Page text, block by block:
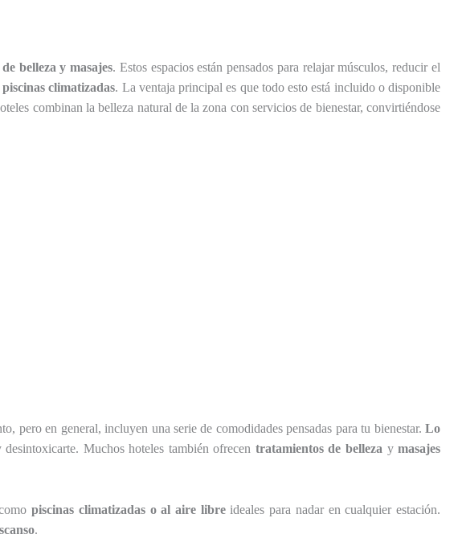
belleza y masajes. Estos espacios están pensados para relajar músculos, reducir el
climatizadas. La ventaja principal es que todo esto está incluido o disponible
combinan la belleza natural de la zona con servicios de bienestar, convirtiéndose
pero en general, incluyen una serie de comodidades pensadas para tu bienestar. Lo
Muchos hoteles también ofrecen tratamientos de belleza ymasajes
piscinas climatizadas o al aire libreideales para nadar en cualquier estación.
.